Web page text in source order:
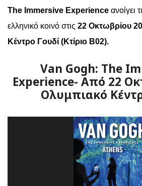
The Immersive Experience ανοίγει
ελληνικό κοινό στις 22 Οκτωβρίου
Κέντρο Γουδί (Κτίριο Β02).
Van Gogh: The
Experience- Από 22
Ολυμπιακό